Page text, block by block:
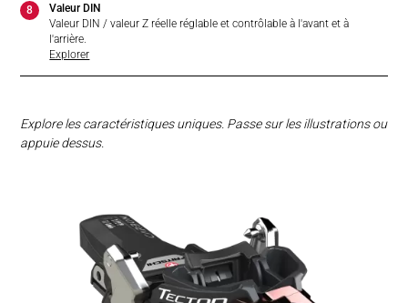
8
Valeur DIN
Valeur DIN / valeur Z réelle réglable et contrôlable à l'avant et à
l'arrière.
Explorer
Explore les caractéristiques uniques. Passe sur les illustrations ou
appuie dessus.